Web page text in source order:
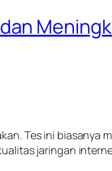
Tes ini biasanya
jaringan